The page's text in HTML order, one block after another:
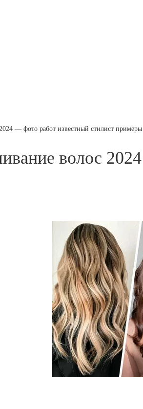
— фото работ известный стилист примеры
волос